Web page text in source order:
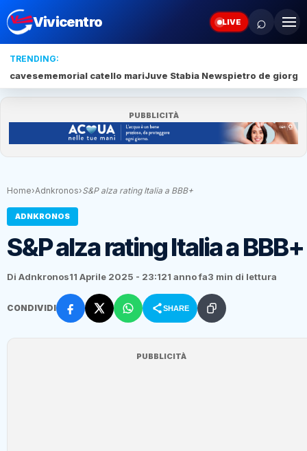
Vivicentro LIVE ⌕
TRENDING:
cavesememorial catello mariJuve Stabia Newspietro de giorgio
PUBBLICITÀ
Home›Adnkronos›S&P alza rating Italia a BBB+
ADNKRONOS
S&P alza rating Italia a BBB+
Di Adnkronos11 Aprile 2025 - 23:121 anno fa3 min di lettura
CONDIVIDI SHARE
PUBBLICITÀ